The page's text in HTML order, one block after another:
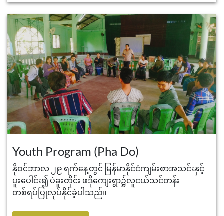
Youth Program (Pha Do)
နိုဝင်ဘာလ ၂၉ ရက်နေ့တွင် မြန်မာနိုင်ငံကျမ်းစာအသင်းနှင့်
ပူးပေါင်း၍ ပဲခူးတိုင်း ဖဒိုကျေးရွာ၌လူငယ်သင်တန်း
တစ်ရပ်ပြုလုပ်နိုင်ခဲ့ပါသည်။